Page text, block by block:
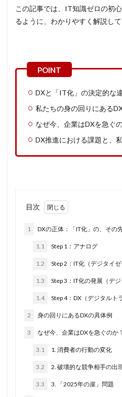
この記事では、IT知識ゼロの初
るように、わかりやすく解説して
DXと「IT化」の決定的な
私たちの身の回りにある
なぜ今、企業はDXを急ぐ
DX推進における課題と、
目次
1 DXの正体：「IT化」の、その
1.1 Step 1：アナログ
1.2 Step 2：IT化（デジタイゼ
1.3 Step 3：IT化の発展（デ
1.4 Step 4：DX（デジタルト
2 身の回りにあるDXの具体例
3 なぜ今、企業はDXを急ぐのか
3.1 1. 消費者の行動の変化
3.2 2. 破壊的な競争相手の出
3.3 3. 「2025年の崖」問題